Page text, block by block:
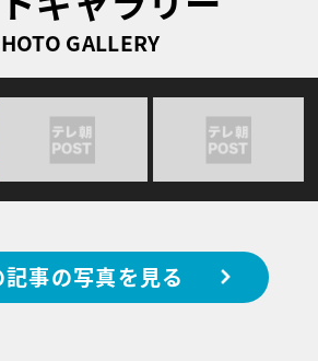
GALLERY
記事の写真を見る